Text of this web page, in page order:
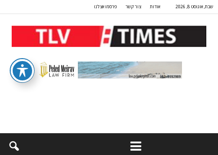
שבת, אוגוסט 8, 2026 אודות צור קשר פרסמו אצלנו